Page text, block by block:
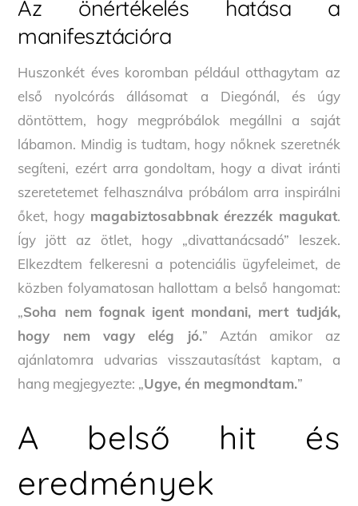
Az önértékelés hatása a
manifesztációra
Huszonkét éves koromban például otthagytam az
első nyolcórás állásomat a Diegónál, és úgy
döntöttem, hogy megpróbálok megállni a saját
lábamon. Mindig is tudtam, hogy nőknek szeretnék
segíteni, ezért arra gondoltam, hogy a divat iránti
szeretetemet felhasználva próbálom arra inspirálni
őket, hogy magabiztosabbnak érezzék magukat.
Így jött az ötlet, hogy „divattanácsadó” leszek.
Elkezdtem felkeresni a potenciális ügyfeleimet, de
közben folyamatosan hallottam a belső hangomat:
„Soha nem fognak igent mondani, mert tudják,
hogy nem vagy elég jó.” Aztán amikor az
ajánlatomra udvarias visszautasítást kaptam, a
hang megjegyezte: „Ugye, én megmondtam.”
A belső hit és
eredmények